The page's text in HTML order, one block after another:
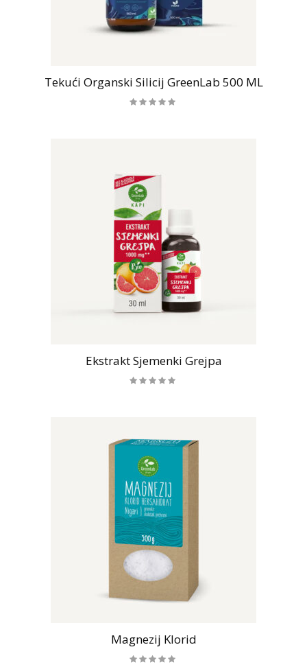
Tekući Organski Silicij GreenLab 500 ML
Ekstrakt Sjemenki Grejpa
Magnezij Klorid